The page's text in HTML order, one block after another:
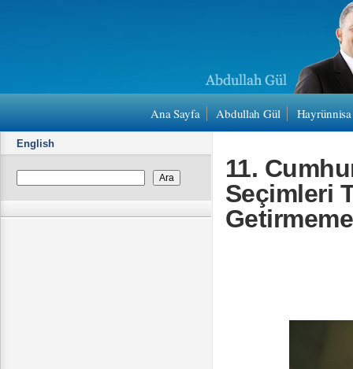
Ana Sayfa Abdullah Gül
English
11.
Seçimleri